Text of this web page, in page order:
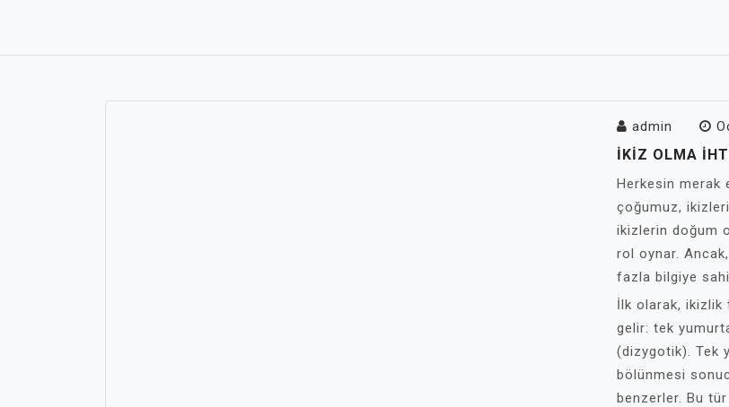
admin
İKIZ OLMA
Herkesin merak
çoğumuz,
ikizlerin doğum
rol oynar.
fazla bilgiye
İlk olarak, ikizlik
gelir: tek
(dizygotik). Tek
bölünmesi
benzerler. Bu